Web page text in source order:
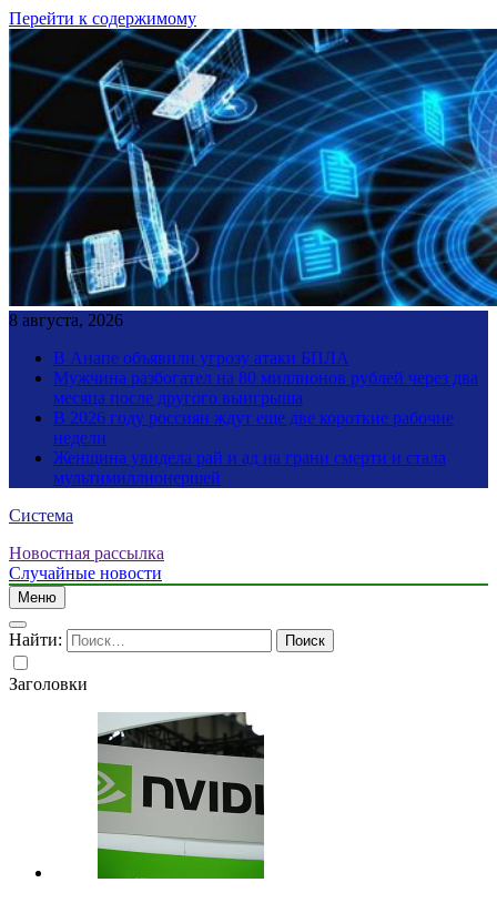
Перейти к содержимому
8 августа, 2026
В Анапе объявили угрозу атаки БПЛА
Мужчина разбогател на 80 миллионов рублей через два
месяца после другого выигрыша
В 2026 году россиян ждут еще две короткие рабочие
недели
Женщина увидела рай и ад на грани смерти и стала
мультимиллионершей
Система
Новостная рассылка
Случайные новости
Меню
Найти:
Заголовки